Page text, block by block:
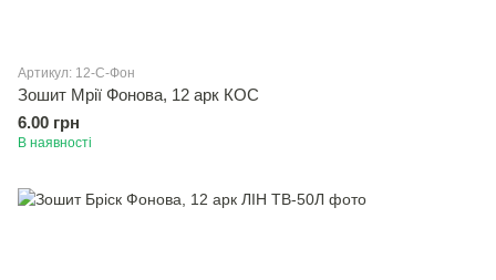
Артикул: 12-С-Фон
Зошит Мрiї Фонова, 12 арк КОС
6.00 грн
В наявності